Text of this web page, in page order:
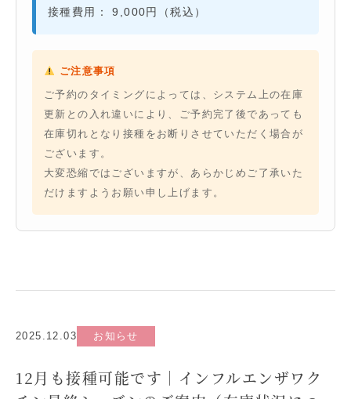
接種費用： 9,000円（税込）
ご注意事項
ご予約のタイミングによっては、システム上の在庫
更新との入れ違いにより、ご予約完了後であっても
在庫切れとなり接種をお断りさせていただく場合が
ございます。
大変恐縮ではございますが、あらかじめご了承いた
だけますようお願い申し上げます。
2025.12.03 お知らせ
12月も接種可能です｜インフルエンザワク